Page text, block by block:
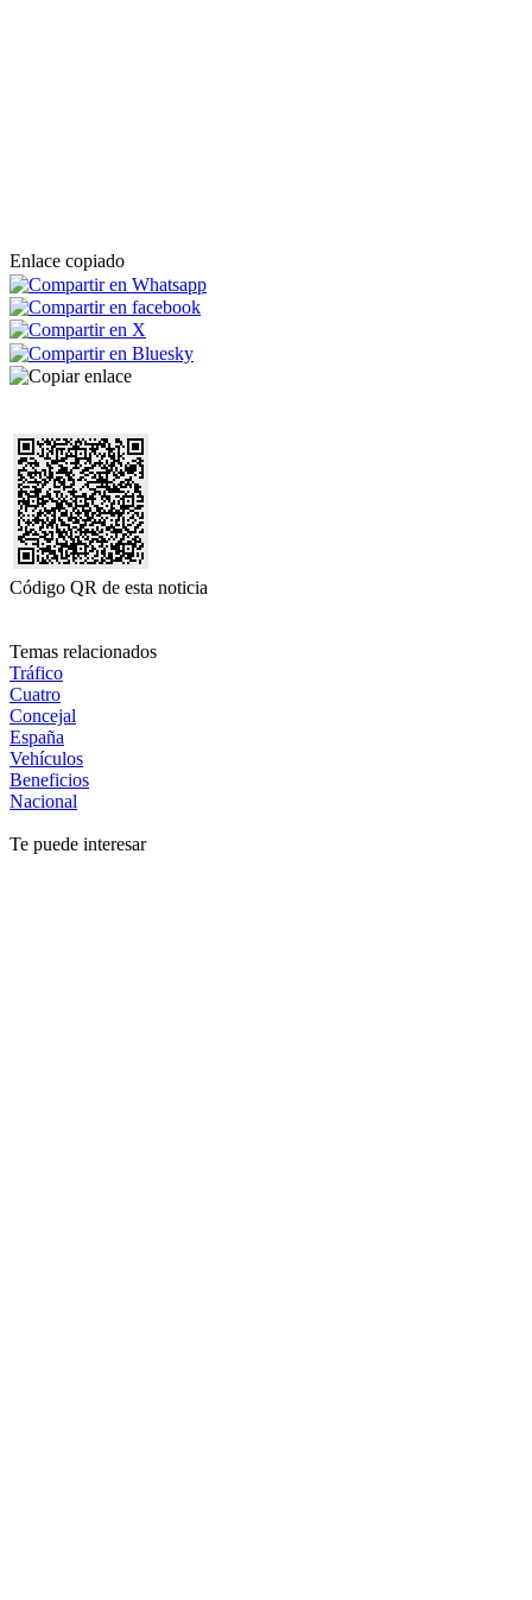
Enlace copiado
Código QR de esta noticia
Temas relacionados
Tráfico
Cuatro
Concejal
España
Vehículos
Beneficios
Nacional
Te puede interesar